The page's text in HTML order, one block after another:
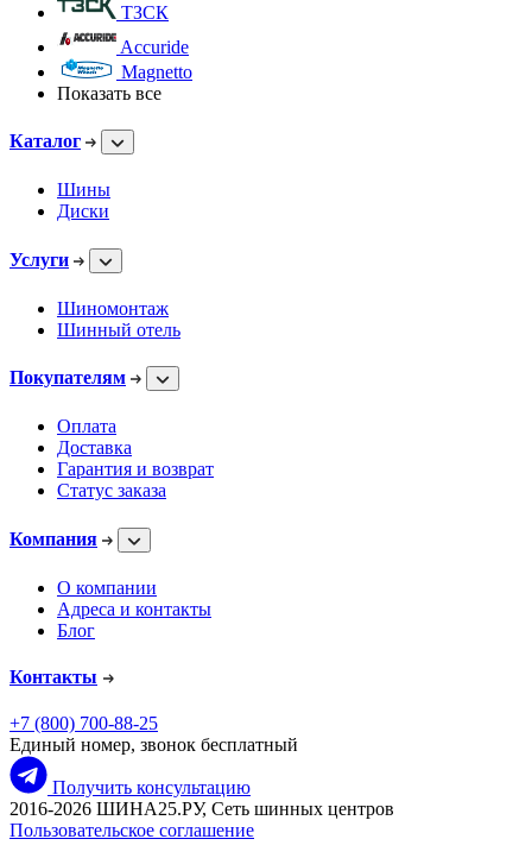
ТЗСК
Accuride
Magnetto
Показать все
Каталог
Шины
Диски
Услуги
Шиномонтаж
Шинный отель
Покупателям
Оплата
Доставка
Гарантия и возврат
Статус заказа
Компания
О компании
Адреса и контакты
Блог
Контакты
+7 (800) 700-88-25
Единый номер, звонок бесплатный
Получить консультацию
2016-2026 ШИНА25.РУ, Сеть шинных центров
Пользовательское соглашение